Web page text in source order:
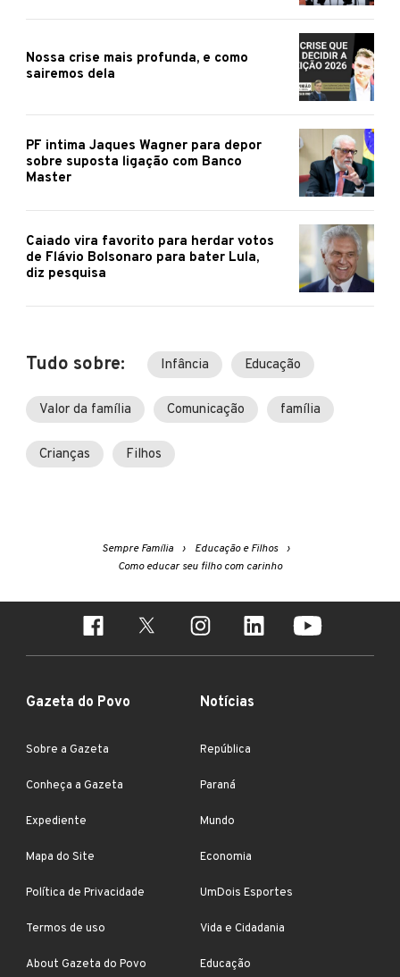
Nossa crise mais profunda, e como
sairemos dela
PF intima Jaques Wagner para depor
sobre suposta ligação com Banco
Master
Caiado vira favorito para herdar votos
de Flávio Bolsonaro para bater Lula,
diz pesquisa
Tudo sobre: Infância Educação
Valor da família Comunicação família
Crianças Filhos
Sempre Família
Educação e Filhos
Como educar seu filho com carinho
Gazeta do Povo
Sobre a Gazeta
Conheça a Gazeta
Expediente
Mapa do Site
Política de Privacidade
Termos de uso
About Gazeta do Povo
Notícias
República
Paraná
Mundo
Economia
UmDois Esportes
Vida e Cidadania
Educação